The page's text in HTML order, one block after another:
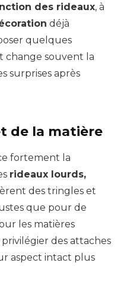
des rideaux, à
déjà
quelques
change souvent la
surprises après
de la matière
fortement la
rideaux lourds,
des tringles et
que pour de
les matières
des attaches
aspect intact plus